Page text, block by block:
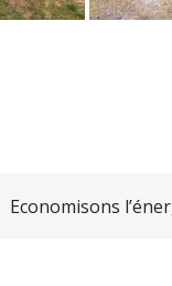
Economisons